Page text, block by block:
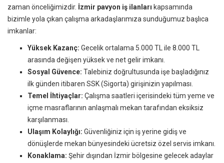
zaman önceliğimizdir. İzmir pavyon iş ilanları kapsamında
bizimle yola çıkan çalışma arkadaşlarımıza sunduğumuz başlıca
imkanlar:
Yüksek Kazanç: Gecelik ortalama 5.000 TL ile 8.000 TL
arasında değişen yüksek ve net gelir imkanı.
Sosyal Güvence: Talebiniz doğrultusunda işe başladığınız
ilk günden itibaren SSK (Sigorta) girişinizin yapılması.
Temel İhtiyaçlar: Çalışma saatleri içerisindeki tüm yeme ve
içme masraflarının anlaşmalı mekan tarafından eksiksiz
karşılanması.
Ulaşım Kolaylığı: Güvenliğiniz için iş yerine gidiş ve
dönüşlerde mekan bünyesindeki ücretsiz özel servis imkanı.
Konaklama: Şehir dışından İzmir bölgesine gelecek adaylar